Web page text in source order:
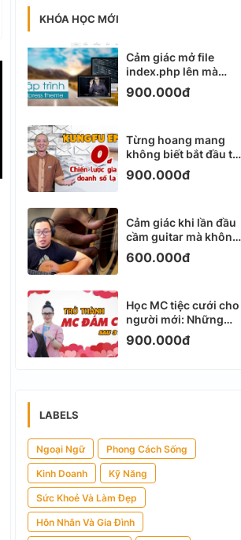
KHÓA HỌC MỚI
Cảm giác mở file
index.php lên mà
không biết viết gì tiếp
theo
900.000đ
Từng hoang mang
không biết bắt đầu từ
đâu với Email
Marketing
900.000đ
Cảm giác khi lần đầu
cầm guitar mà không
biết bắt đầu từ đâu
600.000đ
Học MC tiệc cưới cho
người mới: Những
ngày đầu thực sự khá
ngợp
900.000đ
LABELS
Ngoại Ngữ Phong Cách Sống
Kinh Doanh Kỹ Năng
Sức Khoẻ Và Làm Đẹp
Hôn Nhân Và Gia Đình